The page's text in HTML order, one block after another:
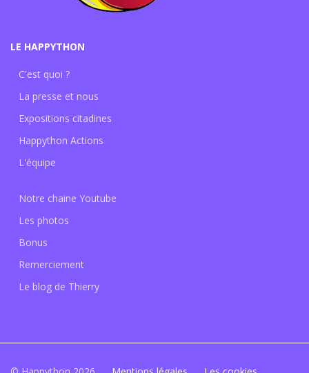
LE HAPPYTHON
C'est quoi ?
La presse et nous
Expositions citadines
Happython Actions
L'équipe
Notre chaine Youtube
Les photos
Bonus
Remerciement
Le blog de Thierry